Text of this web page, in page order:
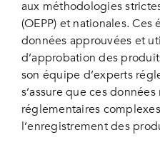
aux méthodologies
(OEPP) et nationales.
données approuvées et
d’approbation des
son équipe d’experts
s’assure que ces
réglementaires
l’enregistrement des